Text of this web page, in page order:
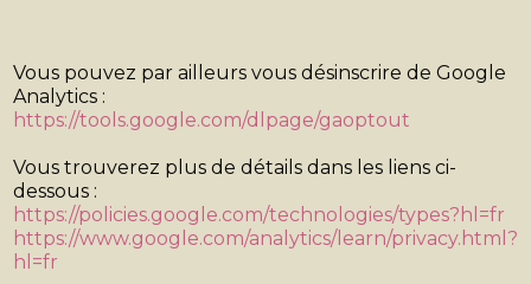
Vous pouvez par ailleurs vous désinscrire de Google
Analytics :
https://tools.google.com/dlpage/gaoptout
Vous trouverez plus de détails dans les liens ci-
dessous :
https://policies.google.com/technologies/types?hl=fr
https://www.google.com/analytics/learn/privacy.html?
hl=fr